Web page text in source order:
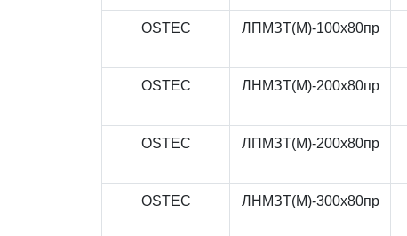
OSTEC ЛПМЗТ(М)-100x80пр
OSTEC ЛНМЗТ(М)-200x80пр
OSTEC ЛПМЗТ(М)-200x80пр
OSTEC ЛНМЗТ(М)-300x80пр